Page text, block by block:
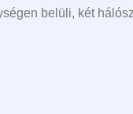
belüli, két